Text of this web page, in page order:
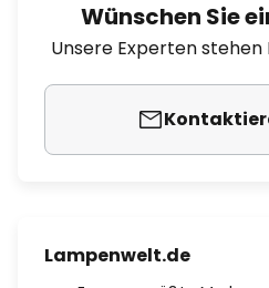
Wünschen Sie
Unsere Experten stehen
Lampenwelt.de